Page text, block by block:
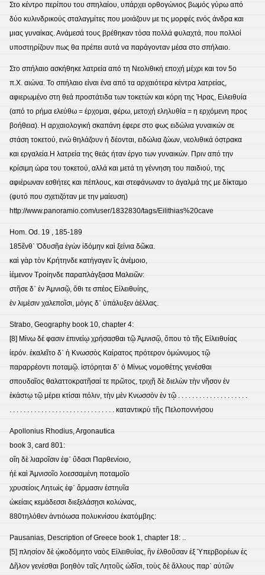
Στο κέντρο περίπου του σπηλαίου, υπάρχει ορθογώνιος βωμός γύρω από
δύο κυλινδρικούς σταλαγμίτες που μοιάζουν με τις μορφές ενός άνδρα και
μιας γυναίκας. Ανάμεσά τους βρέθηκαν τόσα πολλά φυλαχτά, που πολλοί
υποστηρίζουν πως θα πρέπει αυτά να παράγονταν μέσα στο σπήλαιο.
Στο σπήλαιο ασκήθηκε λατρεία από τη Νεολιθική εποχή μέχρι και τον 5ο
π.Χ. αιώνα. Το σπήλαιο είναι ένα από τα αρχαιότερα κέντρα λατρείας,
αφιερωμένο στη θεά προστάτιδα των τοκετών και κόρη της Ήρας, Ειλειθυία
(από το ρήμα ελεύθω = έρχομαι, φέρω, μετοχή εληλυθία = η ερχόμενη προς
βοήθεια). Η αρχαιολογική σκαπάνη έφερε στο φως ειδώλια γυναικών σε
στάση τοκετού, ενώ θηλάζουν ή δέονται, ειδώλια ζώων, νεολιθικά όστρακα
και εργαλεία.Η λατρεία της θεάς ήταν έργο των γυναικών. Πριν από την
κρίσιμη ώρα του τοκετού, αλλά και μετά τη γέννηση του παιδιού, της
αφιέρωναν εσθήτες και πέπλους, και στεφάνωναν το άγαλμά της με δίκταμο
(φυτό που σχετιζόταν με την μαίευση)
http://www.panoramio.com/user/1832830/tags/Eilithias%20cave
Hom. Od. 19 , 185-189
185ἔνθ᾽ Ὀδυσῆα ἐγὼν ἰδόμην καὶ ξείνια δῶκα.
καὶ γὰρ τὸν Κρήτηνδε κατήγαγεν ἲς ἀνέμοιο,
ἱέμενον Τροίηνδε παραπλάγξασα Μαλειῶν:
στῆσε δ᾽ ἐν Ἀμνισῷ, ὅθι τε σπέος Εἰλειθυίης,
ἐν λιμέσιν χαλεποῖσι, μόγις δ᾽ ὑπάλυξεν ἀέλλας.
Strabo, Geography book 10, chapter 4:
[8] Μίνω δέ φασιν ἐπινείῳ χρήσασθαι τῷ Ἀμνισῷ, ὅπου τὸ τῆς Εἰλειθυίας
ἱερόν. ἐκαλεῖτο δ᾽ ἡ Κνωσσὸς Καίρατος πρότερον ὁμώνυμος τῷ
παραρρέοντι ποταμῷ. ἱστόρηται δ᾽ ὁ Μίνως νομοθέτης γενέσθαι
σπουδαῖος θαλαττοκρατῆσαί τε πρῶτος, τριχῆ δὲ διελὼν τὴν νῆσον ἐν
ἑκάστῳ τῷ μέρει κτίσαι πόλιν, τὴν μὲν Κνωσσὸν ἐν τῷ . . . . . . . . . . . . . . . . . . . .
. . . . . . . . . . . . . . . . . . . . . . . . . . . . . . καταντικρὺ τῆς Πελοποννήσου
Apollonius Rhodius, Argonautica
book 3, card 801:
οἵη δὲ λιαροῖσιν ἐφ᾽ ὕδασι Παρθενίοιο,
ἠὲ καὶ Ἀμνισοῖο λοεσσαμένη ποταμοῖο
χρυσείοις Λητωὶς ἐφ᾽ ἅρμασιν ἑστηυῖα
ὠκείαις κεμάδεσσι διεξελάσῃσι κολώνας,
880τηλόθεν ἀντιόωσα πολυκνίσου ἑκατόμβης:
Pausanias, Description of Greece book 1, chapter 18: ..
[5] πλησίον δὲ ᾠκοδόμητο ναὸς Εἰλειθυίας, ἣν ἐλθοῦσαν ἐξ Ὑπερβορέων ἐς
Δῆλον γενέσθαι βοηθὸν ταῖς Λητοῦς ὠδῖσι, τοὺς δὲ ἄλλους παρ᾽ αὐτῶν